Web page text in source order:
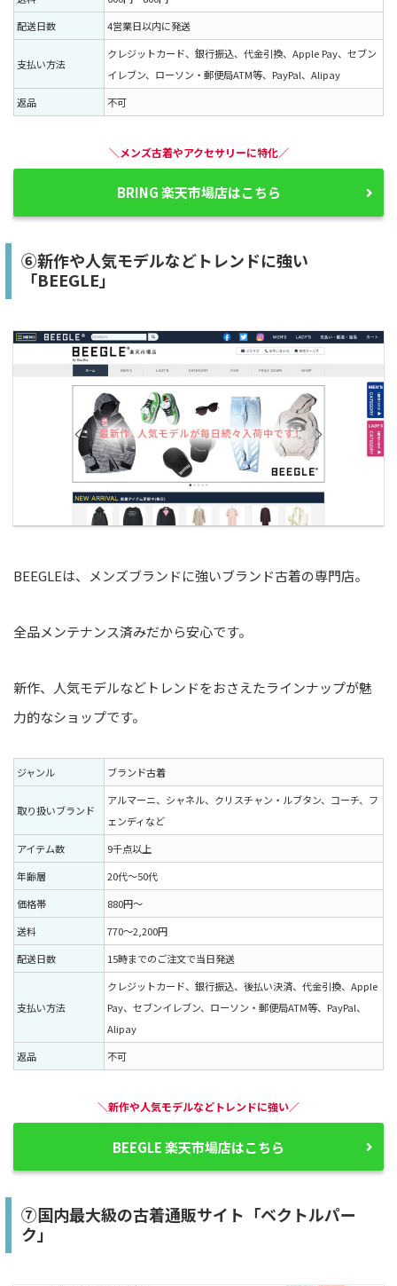
配送日数
4営業日以内に発送
支払い方法
クレジットカード、銀行振込、代金引換、Apple Pay、セブン
イレブン、ローソン・郵便局ATM等、PayPal、Alipay
返品
不可
＼メンズ古着やアクセサリーに特化／
BRING 楽天市場店はこちら
⑥新作や人気モデルなどトレンドに強い
「BEEGLE」
BEEGLEは、メンズブランドに強いブランド古着の専門店。
全品メンテナンス済みだから安心です。
新作、人気モデルなどトレンドをおさえたラインナップが魅
力的なショップです。
ジャンル ブランド古着
取り扱いブランド
アルマーニ、シャネル、クリスチャン・ルブタン、コーチ、フ
ェンディなど
アイテム数
9千点以上
年齢層
20代〜50代
価格帯
880円〜
送料
770〜2,200円
配送日数
15時までのご注文で当日発送
支払い方法
クレジットカード、銀行振込、後払い決済、代金引換、Apple
Pay、セブンイレブン、ローソン・郵便局ATM等、PayPal、
Alipay
返品
不可
＼新作や人気モデルなどトレンドに強い／
BEEGLE 楽天市場店はこちら
⑦国内最大級の古着通販サイト「ベクトルパー
ク」